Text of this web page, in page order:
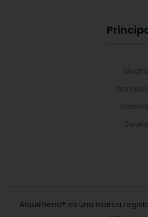
Sevilla
AlquiFriend® es una marca